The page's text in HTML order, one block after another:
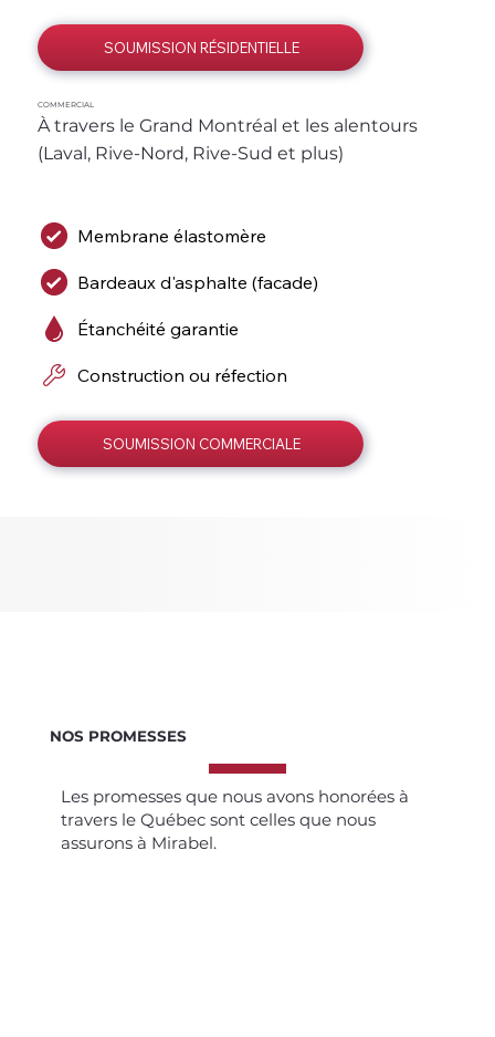
SOUMISSION RÉSIDENTIELLE
COMMERCIAL
SOUMISSION COMMERCIALE
À travers le Grand Montréal et les alentours
(Laval, Rive-Nord, Rive-Sud et plus)
Membrane élastomère
Bardeaux d'asphalte (facade)
Étanchéité garantie
Construction ou réfection
NOS PROMESSES
Les promesses que nous avons honorées à
travers le Québec sont celles que nous
assurons à Mirabel.